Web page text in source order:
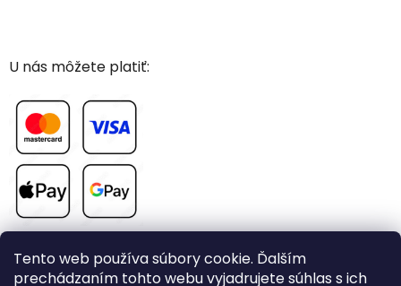
Tento web používa súbory cookie. Ďalším
prechádzaním tohto webu vyjadrujete súhlas s ich
U nás môžete platiť: